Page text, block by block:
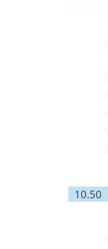
10.50